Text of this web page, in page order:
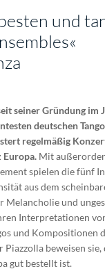
und
seiner Gründung im
deutschen
regelmäßig
Europa. Mit
spielen die fünf
aus dem
Melancholie und
Interpretationen
und Kompositionen
beweisen sie,
gut bestellt ist.